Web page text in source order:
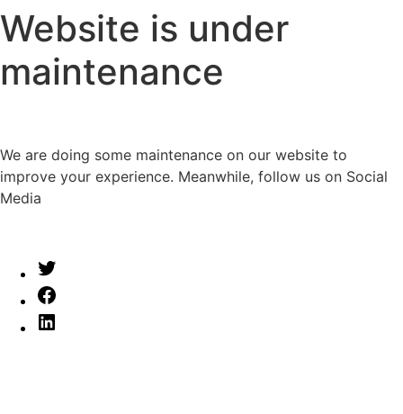
Website is under
maintenance
We are doing some maintenance on our website to
improve your experience. Meanwhile, follow us on Social
Media